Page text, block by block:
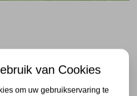
van Cookies
om uw gebruikservaring te